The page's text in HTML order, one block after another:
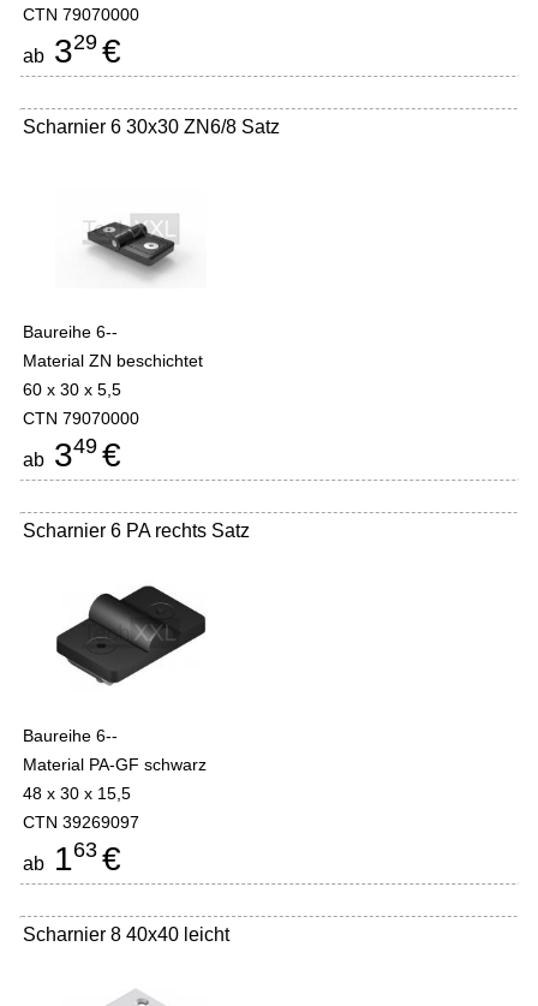
CTN 79070000
ab 329 €
Scharnier 6 30x30 ZN6/8 Satz
Baureihe 6--
Material ZN beschichtet
60 x 30 x 5,5
CTN 79070000
ab 349 €
Scharnier 6 PA rechts Satz
Baureihe 6--
Material PA-GF schwarz
48 x 30 x 15,5
CTN 39269097
ab 163 €
Scharnier 8 40x40 leicht